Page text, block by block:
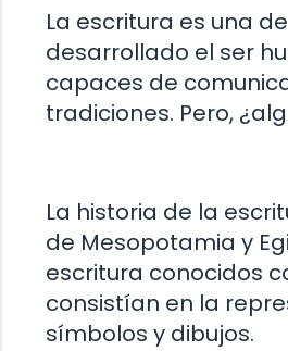
La escritura es una
desarrollado el ser
capaces de
tradiciones. Pero,
La historia de la
de Mesopotamia y
escritura conocidos
consistían en la
símbolos y dibujos.